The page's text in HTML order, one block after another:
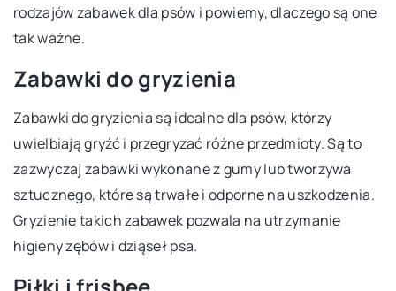
rodzajów zabawek dla psów i powiemy, dlaczego są one
tak ważne.
Zabawki do gryzienia
Zabawki do gryzienia są idealne dla psów, którzy
uwielbiają gryźć i przegryzać różne przedmioty. Są to
zazwyczaj zabawki wykonane z gumy lub tworzywa
sztucznego, które są trwałe i odporne na uszkodzenia.
Gryzienie takich zabawek pozwala na utrzymanie
higieny zębów i dziąseł psa.